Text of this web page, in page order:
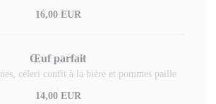
16,00 EUR
Œuf parfait
céleri confit à la bière et pommes paille
14,00 EUR